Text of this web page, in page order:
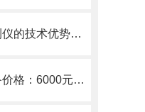
风途地下水位自动监测仪的技术优势：地下水超采治理，先要“看住”水位。
地下水位自动监测设备价格：6000元起，深井/地下水监测适用